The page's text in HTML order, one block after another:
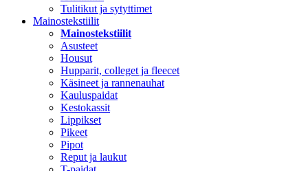
Tulitikut ja sytyttimet
Mainostekstiilit
Mainostekstiilit
Asusteet
Housut
Hupparit, colleget ja fleecet
Käsineet ja rannenauhat
Kauluspaidat
Kestokassit
Lippikset
Pikeet
Pipot
Reput ja laukut